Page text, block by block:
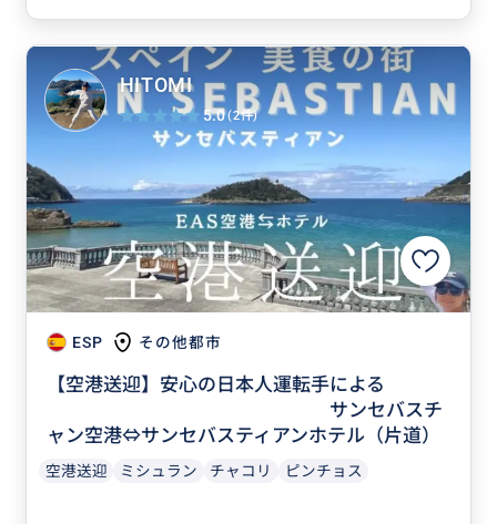
ESP その他都市
【空港送迎】安心の日本人運転手による
サンセバスチ
ャン空港⇔サンセバスティアンホテル（片道）
空港送迎 ミシュラン チャコリ ピンチョス
HITOMI
5.0(2件)